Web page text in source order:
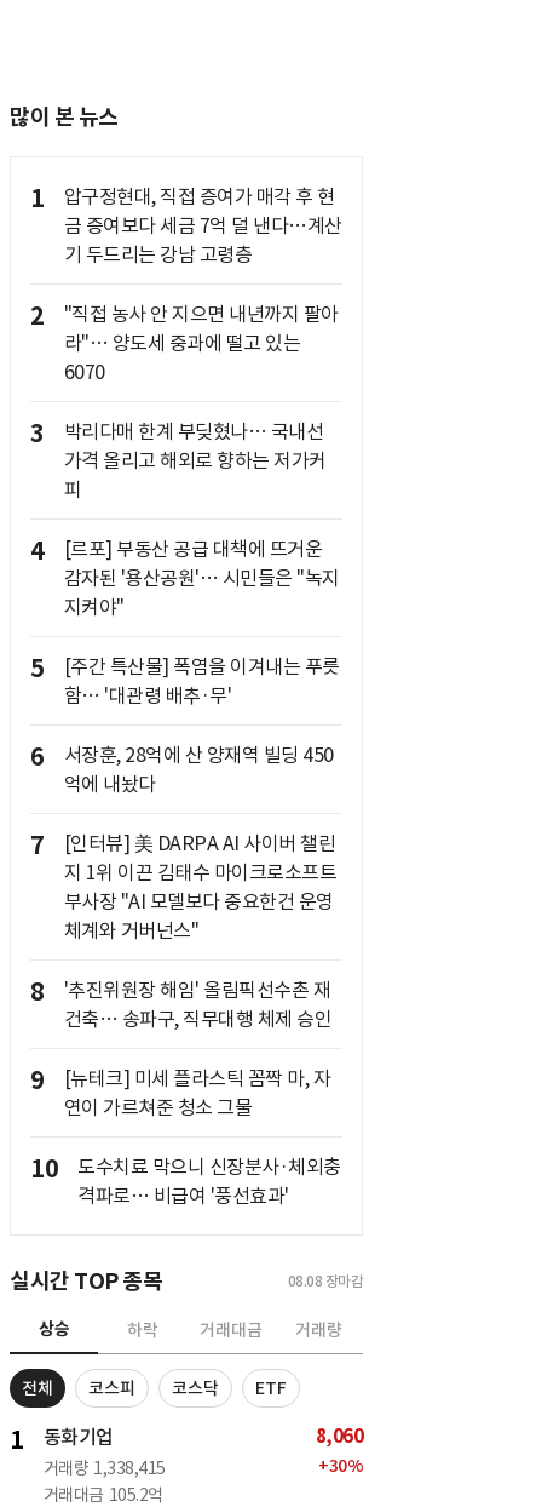
많이 본 뉴스
1
압구정현대, 직접 증여가 매각 후 현
금 증여보다 세금 7억 덜 낸다…계산
기 두드리는 강남 고령층
2
"직접 농사 안 지으면 내년까지 팔아
라"… 양도세 중과에 떨고 있는
6070
3
박리다매 한계 부딪혔나… 국내선
가격 올리고 해외로 향하는 저가커
피
4
[르포] 부동산 공급 대책에 뜨거운
감자된 '용산공원'… 시민들은 "녹지
지켜야"
5
[주간 특산물] 폭염을 이겨내는 푸릇
함… '대관령 배추·무'
6
서장훈, 28억에 산 양재역 빌딩 450
억에 내놨다
7
[인터뷰] 美 DARPA AI 사이버 챌린
지 1위 이끈 김태수 마이크로소프트
부사장 "AI 모델보다 중요한건 운영
체계와 거버넌스"
8
'추진위원장 해임' 올림픽선수촌 재
건축… 송파구, 직무대행 체제 승인
9
[뉴테크] 미세 플라스틱 꼼짝 마, 자
연이 가르쳐준 청소 그물
10
도수치료 막으니 신장분사·체외충
격파로… 비급여 '풍선효과'
실시간 TOP 종목 08.08 장마감
상승 하락 거래대금 거래량
전체 코스피 코스닥 ETF
1 동화기업
거래량 1,338,415
거래대금 105.2억
8,060
+30%